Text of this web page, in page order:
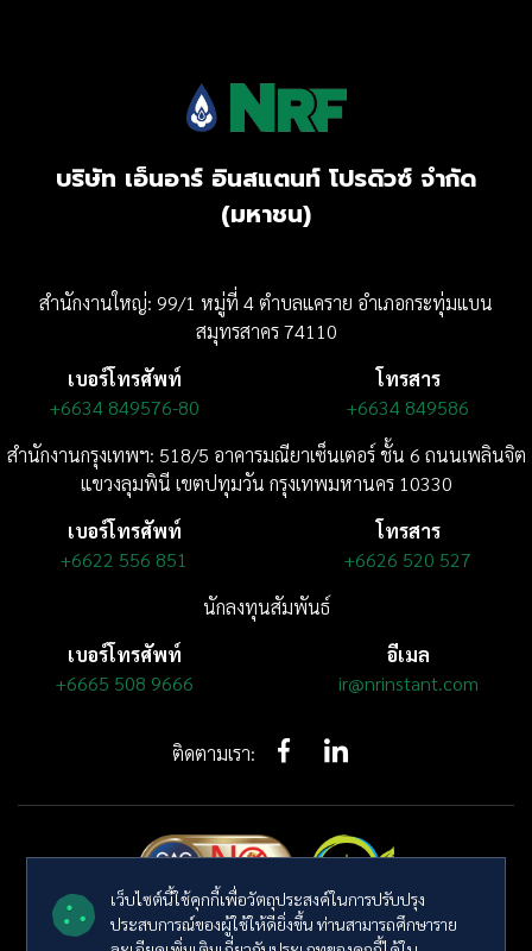
เว็บไซต์นี้ใช้คุกกี้เพื่อวัตถุประสงค์ในการปรับปรุง
ประสบการณ์ของผู้ใช้ให้ดียิ่งขึ้น ท่านสามารถศึกษาราย
บริษัท เอ็นอาร์ อินสแตนท์ โปรดิวซ์ จำกัด
(มหาชน)
สำนักงานใหญ่: 99/1 หมู่ที่ 4 ตำบลแคราย อำเภอกระทุ่มแบน
สมุทรสาคร 74110
เบอร์โทรศัพท์
+6634 849576-80
โทรสาร
+6634 849586
สำนักงานกรุงเทพฯ: 518/5 อาคารมณียาเซ็นเตอร์ ชั้น 6 ถนนเพลินจิต
แขวงลุมพินี เขตปทุมวัน กรุงเทพมหานคร 10330
เบอร์โทรศัพท์
+6622 556 851
โทรสาร
+6626 520 527
นักลงทุนสัมพันธ์
เบอร์โทรศัพท์
+6665 508 9666
อีเมล
ir@nrinstant.com
ติดตามเรา:
© ลิขสิทธิ์ พ.ศ. 2569 บริษัท เอ็นอาร์ อินสแตนท์ โปรดิวซ์ จำกัด (มหาชน)